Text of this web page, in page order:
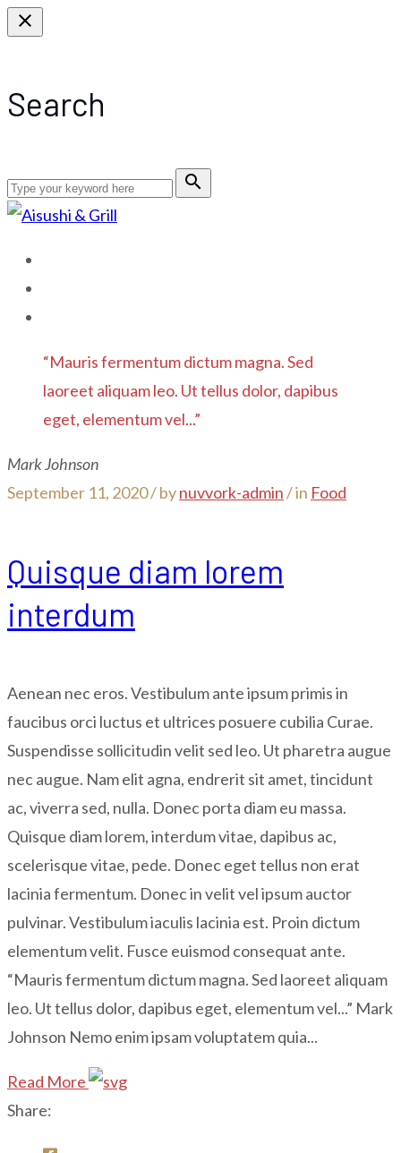
close
Search
search
“Mauris fermentum dictum magna. Sed
laoreet aliquam leo. Ut tellus dolor, dapibus
eget, elementum vel...”
Mark Johnson
September 11, 2020 /bynuvvork-admin/ in Food
Quisque diam lorem
interdum
Aenean nec eros. Vestibulum ante ipsum primis in
faucibus orci luctus et ultrices posuere cubilia Curae.
Suspendisse sollicitudin velit sed leo. Ut pharetra augue
nec augue. Nam elit agna, endrerit sit amet, tincidunt
ac, viverra sed, nulla. Donec porta diam eu massa.
Quisque diam lorem, interdum vitae, dapibus ac,
scelerisque vitae, pede. Donec eget tellus non erat
lacinia fermentum. Donec in velit vel ipsum auctor
pulvinar. Vestibulum iaculis lacinia est. Proin dictum
elementum velit. Fusce euismod consequat ante.
“Mauris fermentum dictum magna. Sed laoreet aliquam
leo. Ut tellus dolor, dapibus eget, elementum vel...” Mark
Johnson Nemo enim ipsam voluptatem quia...
Read More
Share: